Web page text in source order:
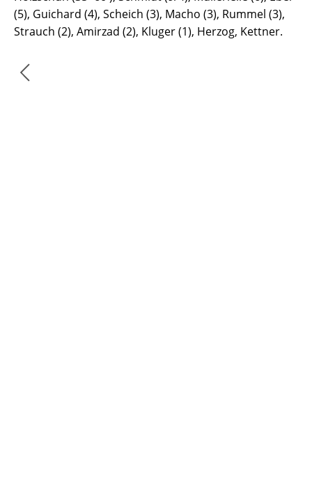
(5), Guichard (4), Scheich (3), Macho (3), Rummel (3),
Strauch (2), Amirzad (2), Kluger (1), Herzog, Kettner.